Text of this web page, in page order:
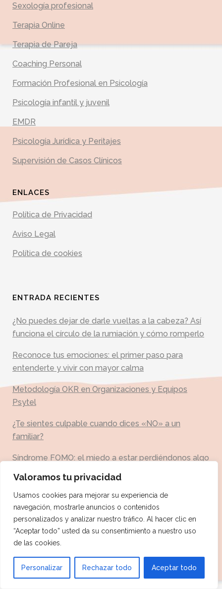
Valoramos tu privacidad
Usamos cookies para mejorar su experiencia de
navegación, mostrarle anuncios o contenidos
personalizados y analizar nuestro tráfico. Al hacer clic en
“Aceptar todo” usted da su consentimiento a nuestro uso
de las cookies.
Personalizar Rechazar todo Aceptar todo
Sexología profesional
Terapia Online
Terapia de Pareja
Coaching Personal
Formación Profesional en Psicología
Psicología infantil y juvenil
EMDR
Psicología Jurídica y Peritajes
Supervisión de Casos Clínicos
ENLACES
Política de Privacidad
Aviso Legal
Política de cookies
ENTRADA RECIENTES
¿No puedes dejar de darle vueltas a la cabeza? Así
funciona el círculo de la rumiación y cómo romperlo
Reconoce tus emociones: el primer paso para
entenderte y vivir con mayor calma
Metodología OKR en Organizaciones y Equipos
Psytel
¿Te sientes culpable cuando dices «NO» a un
familiar?
Síndrome FOMO: el miedo a estar perdiéndonos algo
Aprender a poner límites sin culpa: porqué te cuesta
y cómo empezar
Cuidarte para cuidar: salud emocional y apego en el
postparto
¿Por qué el estrés te manda directo a la nevera?
ChatGPT no es terapia: qué ocurre cuando hablas
con una IA y cuando vas a terapia